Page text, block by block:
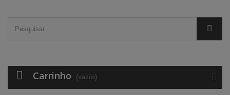
Carrinho (vazio)